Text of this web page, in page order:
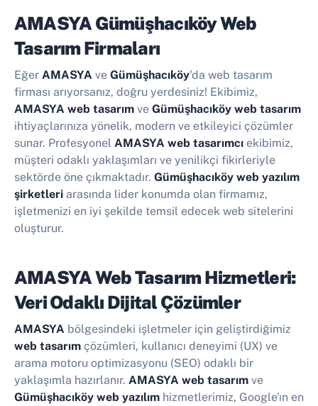
AMASYA Gümüşhacıköy Web
Tasarım Firmaları
Eğer AMASYA ve Gümüşhacıköy'da web tasarım
firması arıyorsanız, doğru yerdesiniz! Ekibimiz,
AMASYA web tasarım ve Gümüşhacıköy web tasarım
ihtiyaçlarınıza yönelik, modern ve etkileyici çözümler
sunar. Profesyonel AMASYA web tasarımcı ekibimiz,
müşteri odaklı yaklaşımları ve yenilikçi fikirleriyle
sektörde öne çıkmaktadır. Gümüşhacıköy web yazılım
şirketleri arasında lider konumda olan firmamız,
işletmenizi en iyi şekilde temsil edecek web sitelerini
oluşturur.
AMASYA Web Tasarım Hizmetleri:
Veri Odaklı Dijital Çözümler
AMASYA bölgesindeki işletmeler için geliştirdiğimiz
web tasarım çözümleri, kullanıcı deneyimi (UX) ve
arama motoru optimizasyonu (SEO) odaklı bir
yaklaşımla hazırlanır. AMASYA web tasarım ve
Gümüşhacıköy web yazılım hizmetlerimiz, Google'ın en